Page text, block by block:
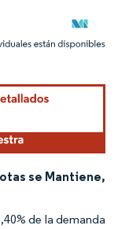
según CC BY 4.0.
se Mantiene,
de la demanda